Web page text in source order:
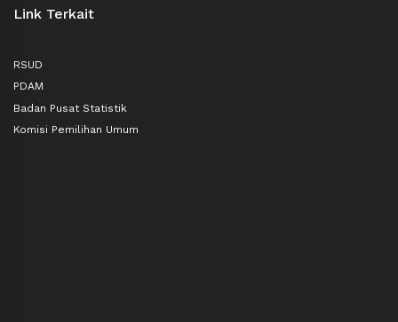
Link Terkait
RSUD
PDAM
Badan Pusat Statistik
Komisi Pemilihan Umum